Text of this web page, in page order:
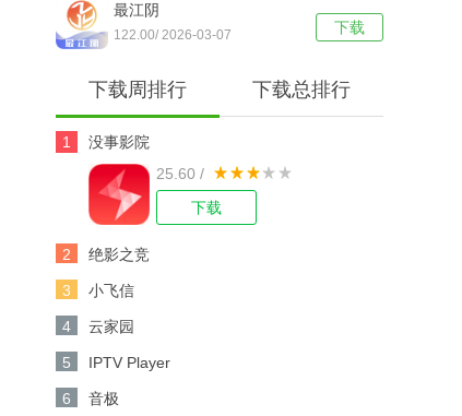
下载
最江阴
122.00/ 2026-03-07
下载周排行 下载总排行
1
没事影院
25.60 /
下载
2 绝影之竞
3 小飞信
4 云家园
5 IPTV Player
6 音极